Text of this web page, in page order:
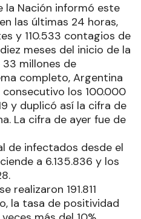
la Nación informó este
las últimas 24 horas,
y 110.533 contagios de
meses del inicio de la
millones de
completo, Argentina
los 100.000
y duplicó así la cifra de
La cifra de ayer fue de
de infectados desde el
a 6.135.836 y los
realizaron 191.811
la tasa de positividad